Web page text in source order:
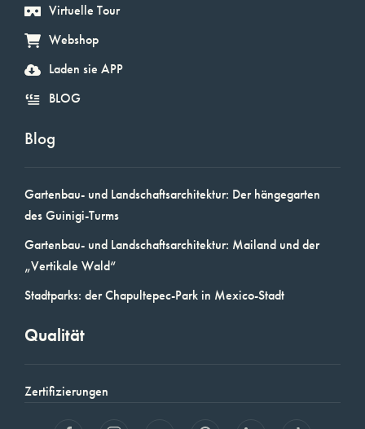
Virtuelle Tour
Webshop
Laden sie APP
BLOG
Blog
Gartenbau- und Landschaftsarchitektur: Der hängegarten
des Guinigi-Turms
Gartenbau- und Landschaftsarchitektur: Mailand und der
„Vertikale Wald“
Stadtparks: der Chapultepec-Park in Mexico-Stadt
Qualität
Zertifizierungen